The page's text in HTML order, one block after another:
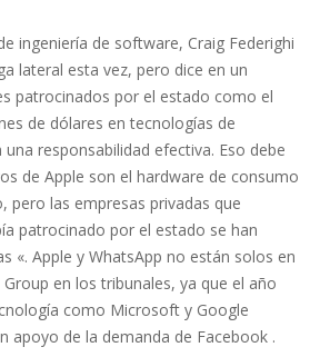
ingeniería de software, Craig Federighi
lateral esta vez, pero dice en un
patrocinados por el estado como el
de dólares en tecnologías de
responsabilidad efectiva. Eso debe
de Apple son el hardware de consumo
pero las empresas privadas que
patrocinado por el estado se han
«. Apple y WhatsApp no ​​están solos en
en los tribunales, ya que el año
como Microsoft y Google
apoyo de la demanda de Facebook .